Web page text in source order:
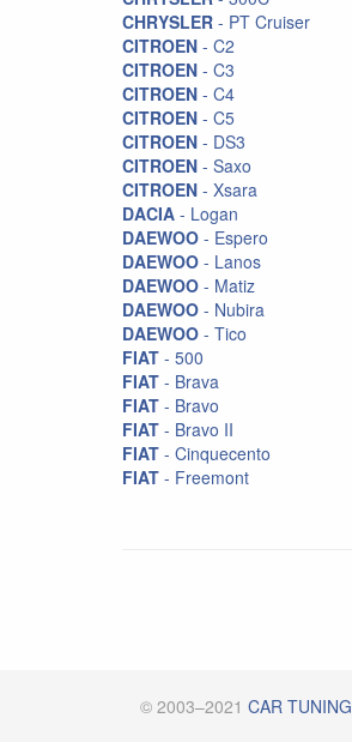
CHRYSLER - PT Cruiser
CITROEN - C2
CITROEN - C3
CITROEN - C4
CITROEN - C5
CITROEN - DS3
CITROEN - Saxo
CITROEN - Xsara
DACIA - Logan
DAEWOO - Espero
DAEWOO - Lanos
DAEWOO - Matiz
DAEWOO - Nubira
DAEWOO - Tico
FIAT - 500
FIAT - Brava
FIAT - Bravo
FIAT - Bravo II
FIAT - Cinquecento
FIAT - Freemont
© 2003–2021 CAR TUNING